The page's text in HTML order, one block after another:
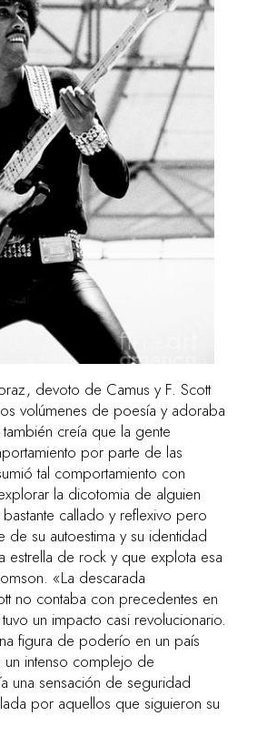
devoto de Camus y F. Scott
volúmenes de poesía y adoraba
creía que la gente
por parte de las
tal comportamiento con
la dicotomia de alguien
callado y reflexivo pero
de su autoestima y su identidad
estrella de rock y que explota esa
«La descarada
no contaba con precedentes en
un impacto casi revolucionario.
figura de poderío en un país
intenso complejo de
una sensación de seguridad
por aquellos que siguieron su